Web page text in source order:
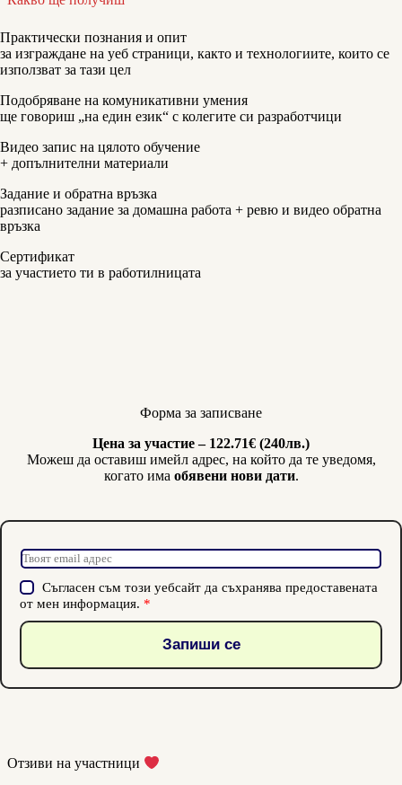
Практически познания и опит
за изграждане на уеб страници, както и технологиите, които се
използват за тази цел
Подобряване на комуникативни умения
ще говориш „на един език“ с колегите си разработчици
Видео запис на цялото обучение
+ допълнителни материали
Задание и обратна връзка
разписано задание за домашна работа + ревю и видео обратна
връзка
Сертификат
за участието ти в работилницата
Форма за записване
Цена за участие – 122.71€ (240лв.)
Можеш да оставиш имейл адрес, на който да те уведомя,
когато има обявени нови дати.
*
G
D
P
R
r
e
n
E
m
a
i
l
G
D
P
A
g
r
e
Съгласен съм този уебсайт да съхранява предоставената
от мен информация. *
Запиши се
Отзиви на участници